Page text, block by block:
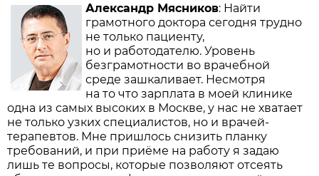
Александр Мясников: Найти
грамотного доктора сегодня трудно
не только пациенту,
но и работодателю. Уровень
безграмотности во врачебной
среде зашкаливает. Несмотря
на то что зарплата в моей клинике
одна из самых высоких в Москве, у нас не хватает
не только узких специалистов, но и врачей-
терапевтов. Мне пришлось снизить планку
требований, и при приёме на работу я задаю
лишь те вопросы, которые позволяют отсеять